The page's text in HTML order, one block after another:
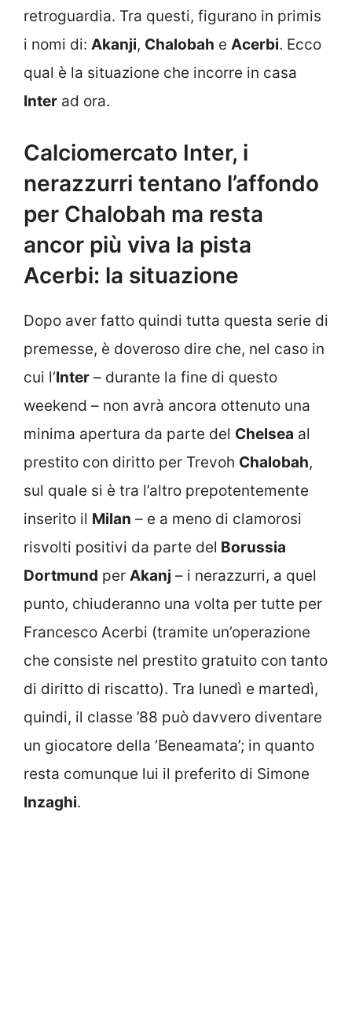
retroguardia. Tra questi, figurano in primis
i nomi di: Akanji, Chalobah e Acerbi. Ecco
qual è la situazione che incorre in casa
Inter ad ora.
Calciomercato Inter, i
nerazzurri tentano l’affondo
per Chalobah ma resta
ancor più viva la pista
Acerbi: la situazione
Dopo aver fatto quindi tutta questa serie di
premesse, è doveroso dire che, nel caso in
cui l’Inter – durante la fine di questo
weekend – non avrà ancora ottenuto una
minima apertura da parte del Chelsea al
prestito con diritto per Trevoh Chalobah,
sul quale si è tra l’altro prepotentemente
inserito il Milan – e a meno di clamorosi
risvolti positivi da parte del Borussia
Dortmund per Akanj – i nerazzurri, a quel
punto, chiuderanno una volta per tutte per
Francesco Acerbi (tramite un’operazione
che consiste nel prestito gratuito con tanto
di diritto di riscatto). Tra lunedì e martedì,
quindi, il classe ’88 può davvero diventare
un giocatore della ‘Beneamata’; in quanto
resta comunque lui il preferito di Simone
Inzaghi.